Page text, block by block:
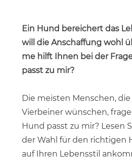
Ein Hund bereichert das
will die Anschaffung wohl
me hilft Ihnen bei der
passt zu mir?
Die meisten Menschen,
Vierbeiner wünschen,
Hund passt zu mir? Lesen
der Wahl für den richtigen
auf Ihren Lebensstil